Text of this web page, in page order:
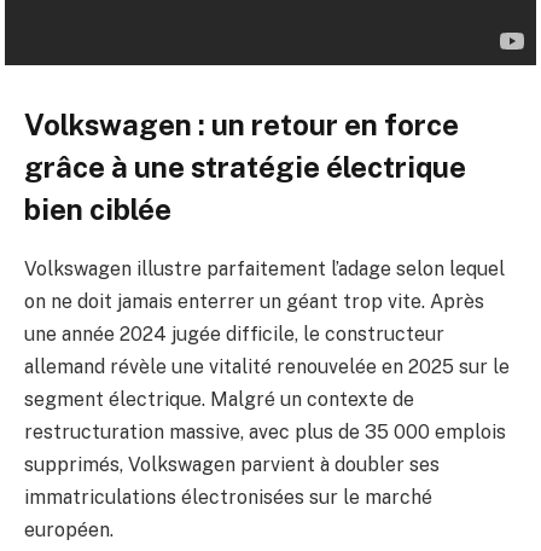
Volkswagen : un retour en force
grâce à une stratégie électrique
bien ciblée
Volkswagen illustre parfaitement l’adage selon lequel
on ne doit jamais enterrer un géant trop vite. Après
une année 2024 jugée difficile, le constructeur
allemand révèle une vitalité renouvelée en 2025 sur le
segment électrique. Malgré un contexte de
restructuration massive, avec plus de 35 000 emplois
supprimés, Volkswagen parvient à doubler ses
immatriculations électronisées sur le marché
européen.